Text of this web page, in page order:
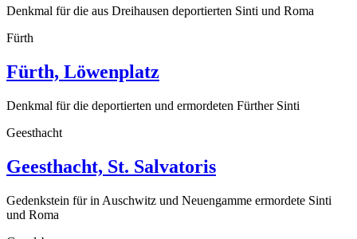
Denkmal für die aus Dreihausen deportierten Sinti und Roma
Fürth
Fürth, Löwenplatz
Denkmal für die deportierten und ermordeten Fürther Sinti
Geesthacht
Geesthacht, St. Salvatoris
Gedenkstein für in Auschwitz und Neuengamme ermordete Sinti
und Roma